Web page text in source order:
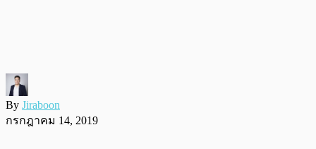
By Jiraboon
กรกฎาคม 14, 2019